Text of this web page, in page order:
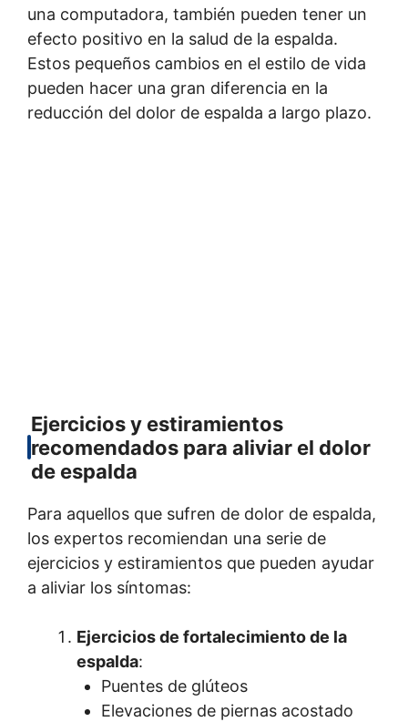
una computadora, también pueden tener un
efecto positivo en la salud de la espalda.
Estos pequeños cambios en el estilo de vida
pueden hacer una gran diferencia en la
reducción del dolor de espalda a largo plazo.
Ejercicios y estiramientos
recomendados para aliviar el dolor
de espalda
Para aquellos que sufren de dolor de espalda,
los expertos recomiendan una serie de
ejercicios y estiramientos que pueden ayudar
a aliviar los síntomas:
Ejercicios de fortalecimiento de la
espalda:
Puentes de glúteos
Elevaciones de piernas acostado